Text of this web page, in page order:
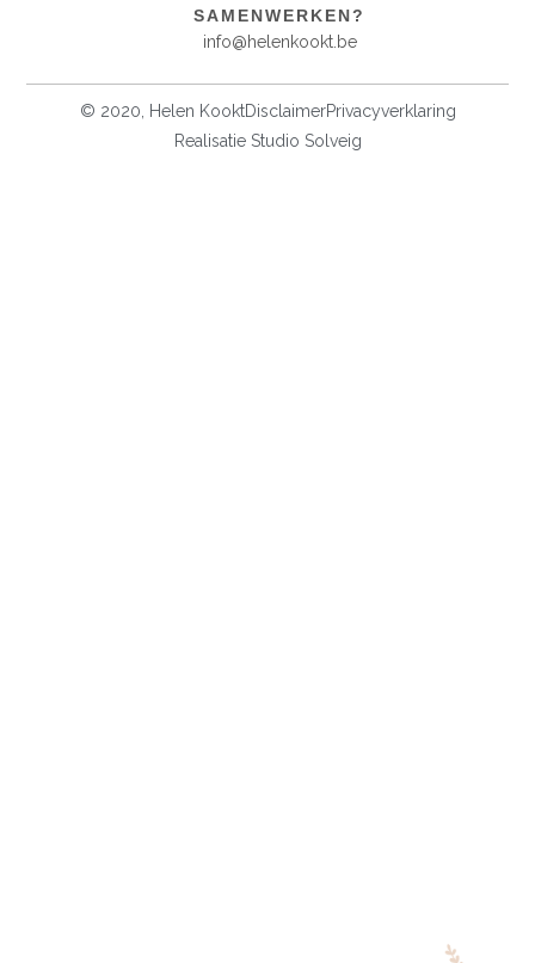
SAMENWERKEN?
info@helenkookt.be
© 2020, Helen KooktDisclaimerPrivacyverklaring
Realisatie Studio Solveig